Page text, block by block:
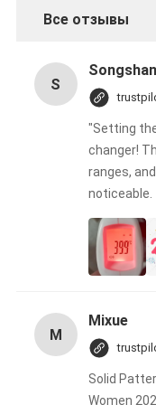
Все отзывы
S
"Setting
changer!
ranges,
noticeable.
M
Mixue
Solid
Women